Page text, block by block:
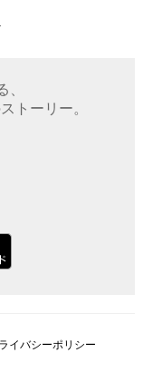
、
トーリー。
イバシーポリシー